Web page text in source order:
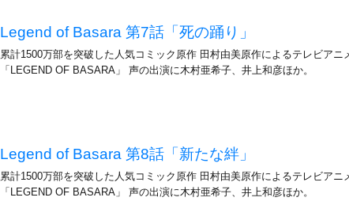
Legend of Basara 第7話「死の踊り」
累計1500万部を突破した人気コミック原作 田村由美原作によるテレビアニ
「LEGEND OF BASARA」 声の出演に木村亜希子、井上和彦ほか。
Legend of Basara 第8話「新たな絆」
累計1500万部を突破した人気コミック原作 田村由美原作によるテレビアニ
「LEGEND OF BASARA」 声の出演に木村亜希子、井上和彦ほか。